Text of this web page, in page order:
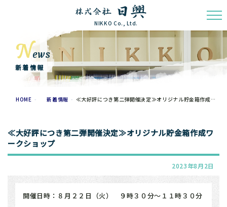
NIKKO Co., Ltd.
News
新着情報
HOME 新着情報 ≪大好評につき第二弾開催決定≫オリジナル貯金箱作成ワークショップ
≪大好評につき第二弾開催決定≫オリジナル貯金箱作成ワ
ークショップ
2023年8月2日
開催日時：８月２２日（火） ９時３０分～１１時３０分